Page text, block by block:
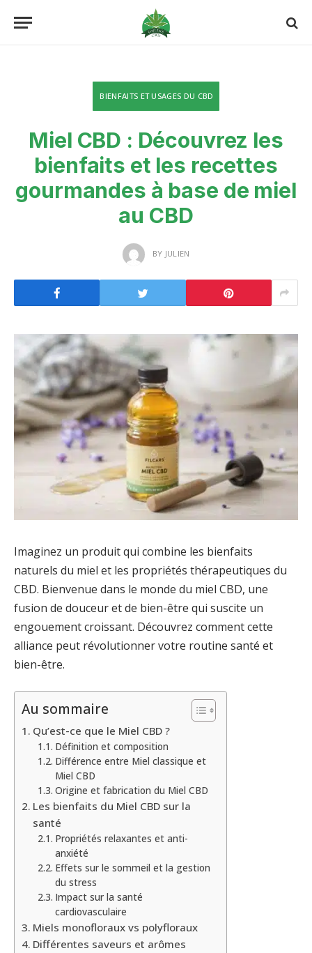
BIENFAITS ET USAGES DU CBD
Miel CBD : Découvrez les
bienfaits et les recettes
gourmandes à base de miel
au CBD
BY JULIEN
Imaginez un produit qui combine les bienfaits
naturels du miel et les propriétés thérapeutiques du
CBD. Bienvenue dans le monde du miel CBD, une
fusion de douceur et de bien-être qui suscite un
engouement croissant. Découvrez comment cette
alliance peut révolutionner votre routine santé et
bien-être.
Au sommaire
Qu’est-ce que le Miel CBD ?
Définition et composition
Différence entre Miel classique et
Miel CBD
Origine et fabrication du Miel CBD
Les bienfaits du Miel CBD sur la
santé
Propriétés relaxantes et anti-
anxiété
Effets sur le sommeil et la gestion
du stress
Impact sur la santé
cardiovasculaire
Miels monofloraux vs polyfloraux
Différentes saveurs et arômes